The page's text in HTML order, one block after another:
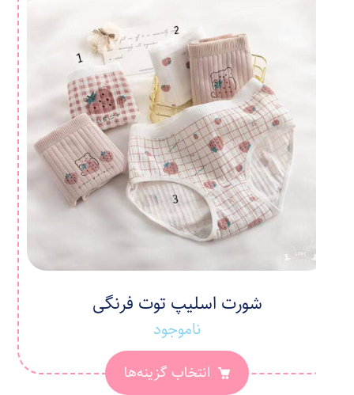
شورت اسلیپ توت فرنگی
ناموجود
انتخاب گزینه‌ها